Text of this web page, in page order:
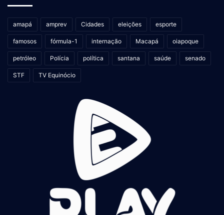
amapá amprev Cidades eleições esporte
famosos fórmula-1 internação Macapá oiapoque
petróleo Polícia política santana saúde senado
STF TV Equinócio